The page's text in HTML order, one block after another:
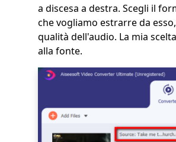
a discesa a destra. Scegli il
che vogliamo estrarre da
qualità dell'audio. La mia
alla fonte.